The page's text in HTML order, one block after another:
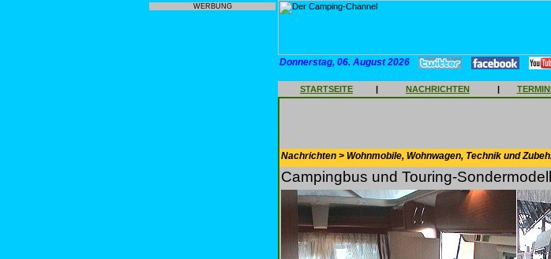
WERBUNG
Donnerstag, 06. August 2026
STARTSEITE | NACHRICHTEN |
Nachrichten > Wohnmobile, Wohnwagen, Technik und
Campingbus und Touring-Sondermodell